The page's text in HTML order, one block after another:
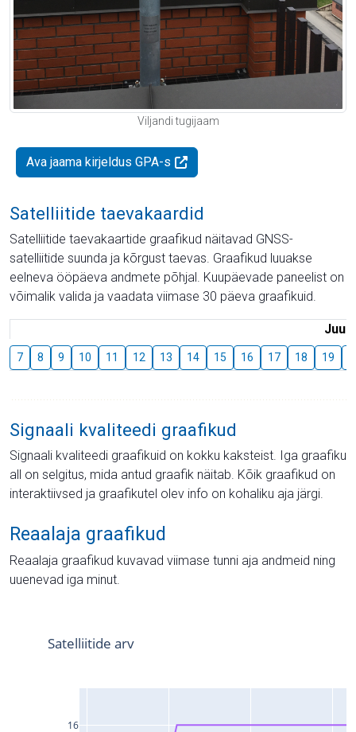
Viljandi tugijaam
Ava jaama kirjeldus GPA-s
Satelliitide taevakaardid
Satelliitide taevakaartide graafikud näitavad GNSS-
satelliitide suunda ja kõrgust taevas. Graafikud luuakse
eelneva ööpäeva andmete põhjal. Kuupäevade paneelist on
võimalik valida ja vaadata viimase 30 päeva graafikuid.
Juuli
7 8 9 10 11 12 13 14 15 16 17 18 19
Signaali kvaliteedi graafikud
Signaali kvaliteedi graafikuid on kokku kaksteist. Iga graafiku
all on selgitus, mida antud graafik näitab. Kõik graafikud on
interaktiivsed ja graafikutel olev info on kohaliku aja järgi.
Reaalaja graafikud
Reaalaja graafikud kuvavad viimase tunni aja andmeid ning
uuenevad iga minut.